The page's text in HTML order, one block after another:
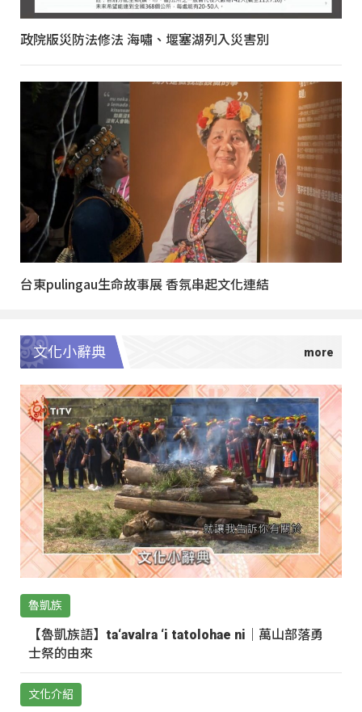
政院版災防法修法 海嘯、堰塞湖列入災害別
台東pulingau生命故事展 香氛串起文化連結
文化小辭典
魯凱族
【魯凱族語】ta‘avalra ‘i tatolohae ni｜萬山部落勇
士祭的由來
文化介紹